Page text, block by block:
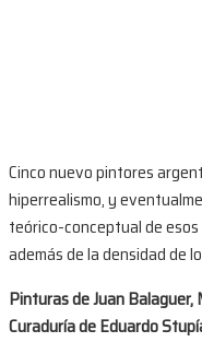
Cinco nuevo pintores
hiperrealismo, y
teórico-conceptual de
además de la densidad de
Pinturas de Juan
Curaduría de Eduardo